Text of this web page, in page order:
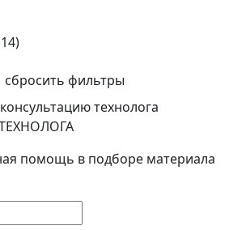
сбросить фильтры
помощь в подборе материала